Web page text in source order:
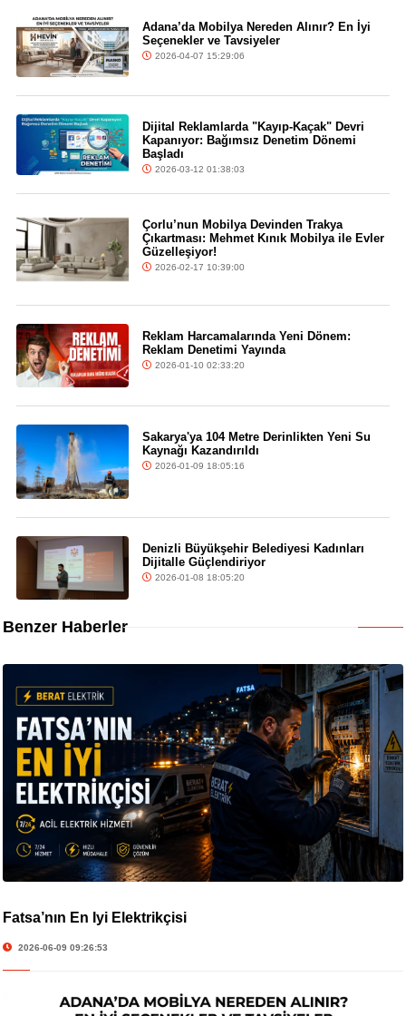
Adana’da Mobilya Nereden Alınır? En İyi
Seçenekler ve Tavsiyeler
2026-04-07 15:29:06
Dijital Reklamlarda "Kayıp-Kaçak" Devri
Kapanıyor: Bağımsız Denetim Dönemi
Başladı
2026-03-12 01:38:03
Çorlu’nun Mobilya Devinden Trakya
Çıkartması: Mehmet Kınık Mobilya ile Evler
Güzelleşiyor!
2026-02-17 10:39:00
Reklam Harcamalarında Yeni Dönem:
Reklam Denetimi Yayında
2026-01-10 02:33:20
Sakarya'ya 104 Metre Derinlikten Yeni Su
Kaynağı Kazandırıldı
2026-01-09 18:05:16
Denizli Büyükşehir Belediyesi Kadınları
Dijitalle Güçlendiriyor
2026-01-08 18:05:20
Benzer Haberler
Fatsa’nın En İyi Elektrikçisi
2026-06-09 09:26:53